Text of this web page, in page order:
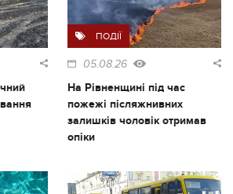
ПОДІЇ
05.08.26
На Рівненщині під час
пожежі післяжнивних
залишків чоловік отримав
опіки